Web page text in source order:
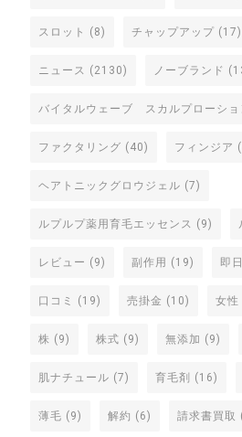
スロット (8) チャップアップ (17)
ニュース (2130) ノーブランド
バイタルウェーブ スカルプローショ
ファクタリング (40) フィンジア
ヘアトニックグロウジェル (7)
ルプルプ薬用育毛エッセンス (9)
レビュー (9) 副作用 (19) 即
口コミ (19) 売掛金 (10) 女性
株 (9) 株式 (9) 無添加 (9)
肌ナチュール (7) 育毛剤 (16)
薄毛 (9) 解約 (6) 請求書買取